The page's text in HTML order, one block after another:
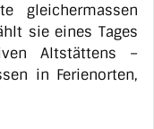
gleichermassen
sie eines Tages
Altstättens –
in Ferienorten,